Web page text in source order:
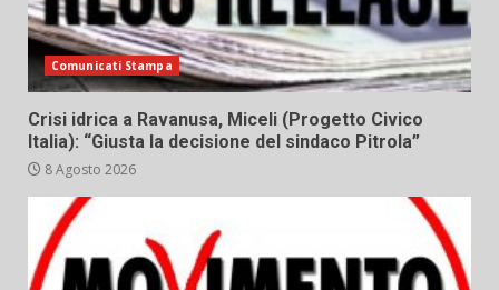
Comunicati Stampa
Crisi idrica a Ravanusa, Miceli (Progetto Civico
Italia): “Giusta la decisione del sindaco Pitrola”
8 Agosto 2026